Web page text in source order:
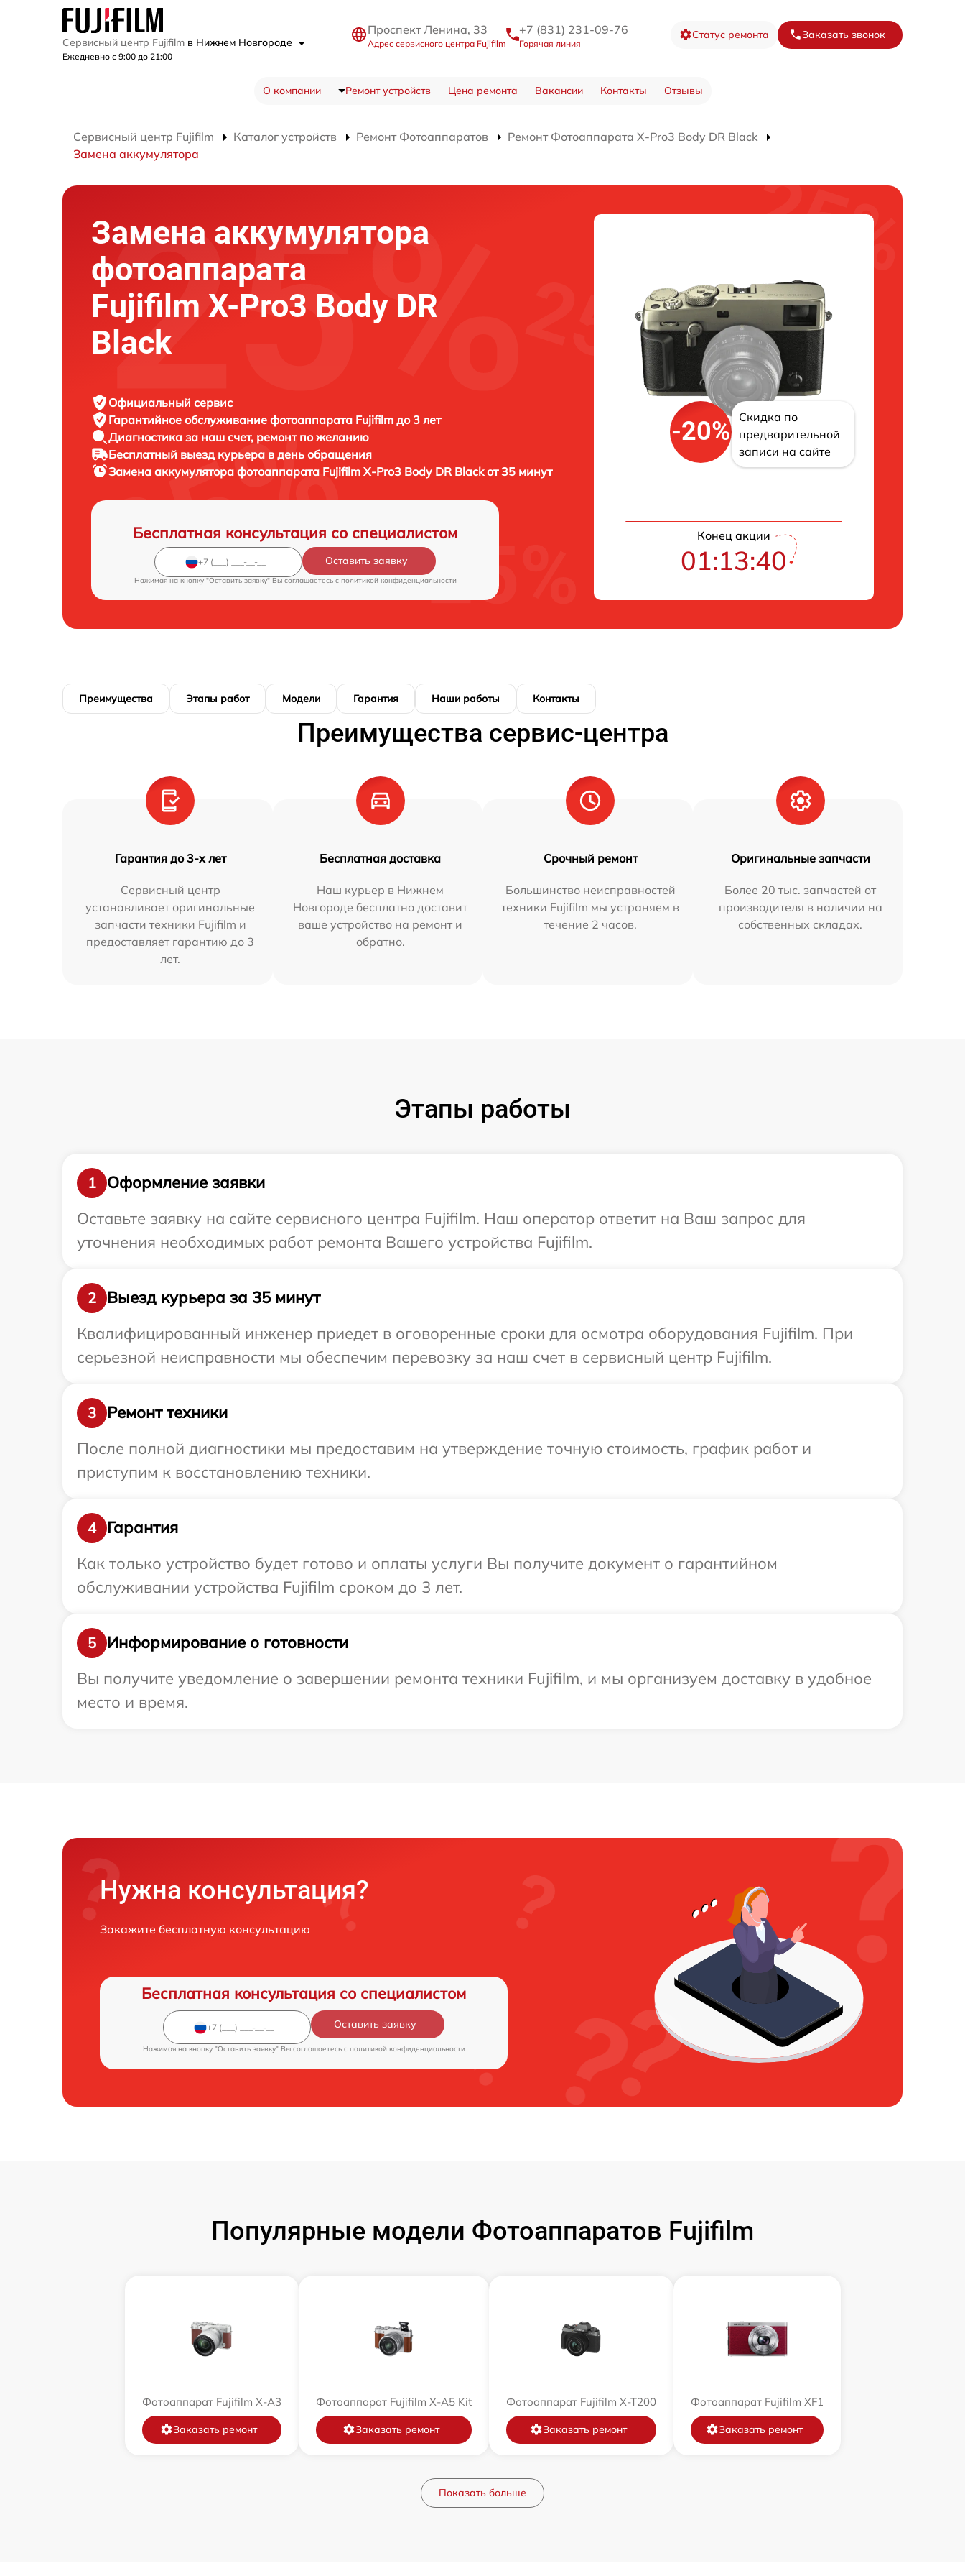
Сервисный центр Fujifilm в Нижнем Новгороде
Ежедневно с 9:00 до 21:00
Проспект Ленина, 33
Адрес сервисного центра Fujifilm
+7 (831) 231-09-76
Горячая линия
Статус ремонта Заказать звонок
О компании Ремонт устройств Цена ремонта Вакансии Контакты Отзывы
Сервисный центр Fujifilm Каталог устройств Ремонт Фотоаппаратов
Ремонт Фотоаппарата X-Pro3 Body DR Black
Замена аккумулятора
Замена аккумулятора
фотоаппарата
Fujifilm X-Pro3 Body DR
Black
Официальный сервис
Гарантийное обслуживание фотоаппарата Fujifilm до 3 лет
Диагностика за наш счет, ремонт по желанию
Бесплатный выезд курьера в день обращения
Замена аккумулятора фотоаппарата Fujifilm X-Pro3 Body DR Black от 35 минут
Бесплатная консультация со специалистом
Оставить заявку
Нажимая на кнопку "Оставить заявку" Вы соглашаетесь c политикой конфиденциальности
-20%
Скидка по
предварительной
записи на сайте
Конец акции
01:13:39
Преимущества Этапы работ Модели Гарантия Наши работы Контакты
Преимущества сервис-центра
Гарантия до 3-х лет
Сервисный центр
устанавливает оригинальные
запчасти техники Fujifilm и
предоставляет гарантию до 3
лет.
Бесплатная доставка
Наш курьер в Нижнем
Новгороде бесплатно доставит
ваше устройство на ремонт и
обратно.
Срочный ремонт
Большинство неисправностей
техники Fujifilm мы устраняем в
течение 2 часов.
Оригинальные запчасти
Более 20 тыс. запчастей от
производителя в наличии на
собственных складах.
Этапы работы
1
Оформление заявки
Оставьте заявку на сайте сервисного центра Fujifilm. Наш оператор ответит на Ваш запрос для
уточнения необходимых работ ремонта Вашего устройства Fujifilm.
2
Выезд курьера за 35 минут
Квалифицированный инженер приедет в оговоренные сроки для осмотра оборудования Fujifilm. При
серьезной неисправности мы обеспечим перевозку за наш счет в сервисный центр Fujifilm.
3
Ремонт техники
После полной диагностики мы предоставим на утверждение точную стоимость, график работ и
приступим к восстановлению техники.
4
Гарантия
Как только устройство будет готово и оплаты услуги Вы получите документ о гарантийном
обслуживании устройства Fujifilm сроком до 3 лет.
5
Информирование о готовности
Вы получите уведомление о завершении ремонта техники Fujifilm, и мы организуем доставку в удобное
место и время.
Нужна консультация?
Закажите бесплатную консультацию
Бесплатная консультация со специалистом
Оставить заявку
Нажимая на кнопку "Оставить заявку" Вы соглашаетесь c политикой конфиденциальности
Популярные модели Фотоаппаратов Fujifilm
Фотоаппарат Fujifilm X-A3
Заказать ремонт
Фотоаппарат Fujifilm X-A5 Kit
Заказать ремонт
Фотоаппарат Fujifilm X-T200
Заказать ремонт
Фотоаппарат Fujifilm XF1
Заказать ремонт
Показать больше